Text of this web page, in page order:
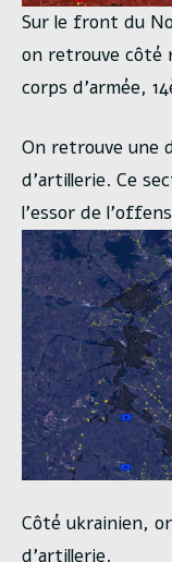
Sur le front du
on retrouve côté
corps d’armée,
On retrouve une
d’artillerie. Ce
l’essor de
Côté ukrainien,
d’artillerie.